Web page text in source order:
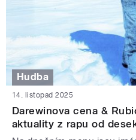
Hudba
14. listopad 2025
Darewinova cena &
aktuality z rapu od